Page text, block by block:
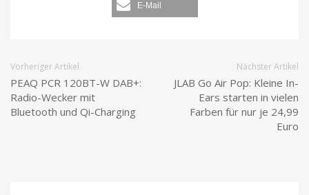
E-Mail
Vorheriger Artikel
PEAQ PCR 120BT-W DAB+:
Radio-Wecker mit
Bluetooth und Qi-Charging
Nächster Artikel
JLAB Go Air Pop: Kleine In-
Ears starten in vielen
Farben für nur je 24,99
Euro